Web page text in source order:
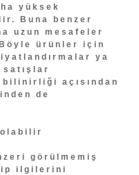
yüksek
Buna benzer
uzun mesafeler
ürünler için
ya
açısından
de
görülmemiş
ilgilerini